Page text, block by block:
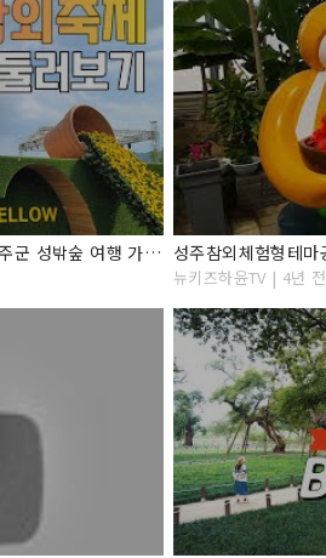
2022 성주참외축제 페스티벌 경북 성주군 성밖숲 여행 가볼만한곳 5월 봄축제
뉴키즈하윤TV | 4년 전